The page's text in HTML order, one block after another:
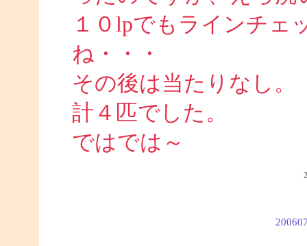
１０lpでもラインチェ
ね・・・
その後は当たりなし。
計４匹でした。
ではでは～